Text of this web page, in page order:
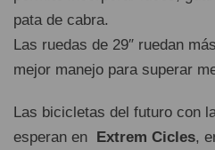
pata de cabra.
Las ruedas de 29″ ruedan
mejor manejo para superar
Las bicicletas del futuro con
esperan en Extrem Cicles,